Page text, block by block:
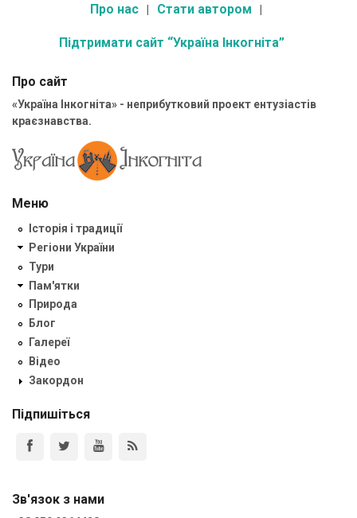
Про нас Стати автором
Підтримати сайт “Україна Інкогніта”
Про сайт
«Україна Інкогніта» - неприбутковий проект ентузіастів
краєзнавства.
Меню
Історія і традиції
Регіони України
Тури
Пам'ятки
Природа
Блог
Галереї
Відео
Закордон
Підпишіться
Зв'язок з нами